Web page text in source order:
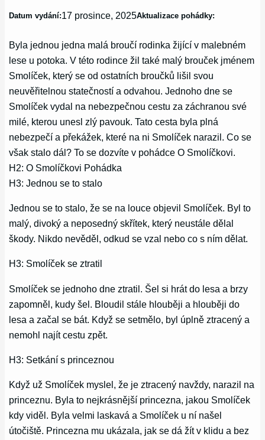
Datum vydání:17 prosince, 2025Aktualizace pohádky:
Byla jednou jedna malá broučí rodinka žijící v malebném
lese u potoka. V této rodince žil také malý brouček jménem
Smolíček, který se od ostatních broučků lišil svou
neuvěřitelnou statečností a odvahou. Jednoho dne se
Smolíček vydal na nebezpečnou cestu za záchranou své
milé, kterou unesl zlý pavouk. Tato cesta byla plná
nebezpečí a překážek, které na ni Smolíček narazil. Co se
však stalo dál? To se dozvíte v pohádce O Smolíčkovi.
H2: O Smolíčkovi Pohádka
H3: Jednou se to stalo
Jednou se to stalo, že se na louce objevil Smolíček. Byl to
malý, divoký a neposedný skřítek, který neustále dělal
škody. Nikdo nevěděl, odkud se vzal nebo co s ním dělat.
H3: Smolíček se ztratil
Smolíček se jednoho dne ztratil. Šel si hrát do lesa a brzy
zapomněl, kudy šel. Bloudil stále hlouběji a hlouběji do
lesa a začal se bát. Když se setmělo, byl úplně ztracený a
nemohl najít cestu zpět.
H3: Setkání s princeznou
Když už Smolíček myslel, že je ztracený navždy, narazil na
princeznu. Byla to nejkrásnější princezna, jakou Smolíček
kdy viděl. Byla velmi laskavá a Smolíček u ní našel
útočiště. Princezna mu ukázala, jak se dá žít v klidu a bez